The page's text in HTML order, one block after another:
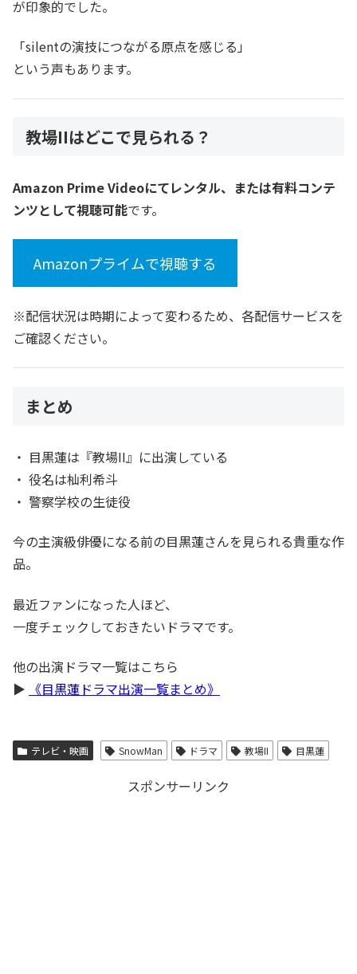
が印象的でした。
「silentの演技につながる原点を感じる」
という声もあります。
教場IIはどこで見られる？
Amazon Prime Videoにてレンタル、または有料コンテ
ンツとして視聴可能です。
Amazonプライムで視聴する
※配信状況は時期によって変わるため、各配信サービスを
ご確認ください。
まとめ
・ 目黒蓮は『教場II』に出演している
・ 役名は杣利希斗
・ 警察学校の生徒役
今の主演級俳優になる前の目黒蓮さんを見られる貴重な作
品。
最近ファンになった人ほど、
一度チェックしておきたいドラマです。
他の出演ドラマ一覧はこちら
▶︎ 《目黒蓮ドラマ出演一覧まとめ》
テレビ・映画 SnowMan ドラマ 教場II 目黒蓮
スポンサーリンク